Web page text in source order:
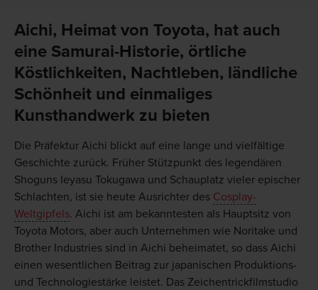
Aichi, Heimat von Toyota, hat auch
eine Samurai-Historie, örtliche
Köstlichkeiten, Nachtleben, ländliche
Schönheit und einmaliges
Kunsthandwerk zu bieten
Die Präfektur Aichi blickt auf eine lange und vielfältige
Geschichte zurück. Früher Stützpunkt des legendären
Shoguns Ieyasu Tokugawa und Schauplatz vieler epischer
Schlachten, ist sie heute Ausrichter des Cosplay-
Weltgipfels. Aichi ist am bekanntesten als Hauptsitz von
Toyota Motors, aber auch Unternehmen wie Noritake und
Brother Industries sind in Aichi beheimatet, so dass Aichi
einen wesentlichen Beitrag zur japanischen Produktions-
und Technologiestärke leistet. Das Zeichentrickfilmstudio